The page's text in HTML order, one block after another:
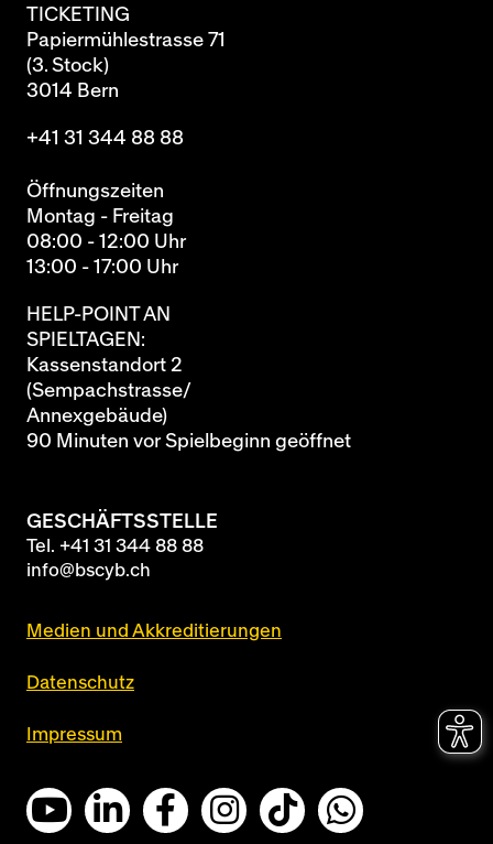
TICKETING
Papiermühlestrasse 71
(3. Stock)
3014 Bern
+41 31 344 88 88
Öffnungszeiten
Montag - Freitag
08:00 - 12:00 Uhr
13:00 - 17:00 Uhr
HELP-POINT AN
SPIELTAGEN:
Kassenstandort 2
(Sempachstrasse/
Annexgebäude)
90 Minuten vor Spielbeginn geöffnet
GESCHÄFTSSTELLE
Tel. +41 31 344 88 88
info@bscyb.ch
Medien und Akkreditierungen
Datenschutz
Impressum